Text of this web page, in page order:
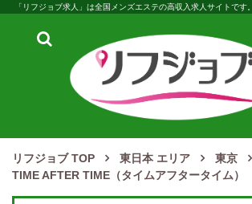
「リフジョブ求人」は全国メンズエステの高収入求人サイトです。
検
リフジョブ TOP 東日本 エリア 東京
TIME AFTER TIME（タイムアフタータイム）